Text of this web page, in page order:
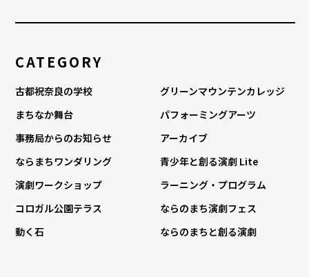
CATEGORY
古都祝奈良の学校
グリーンマウンテンカレッジ
まちなか舞台
パフォーミングアーツ
事務局からのお知らせ
アーカイブ
ならまちワンダリング
青少年と創る演劇 Lite
演劇ワークショップ
ラーニング・プログラム
コロガル公園テラス
ならのまち演劇フェス
動く石
ならのまちと創る演劇